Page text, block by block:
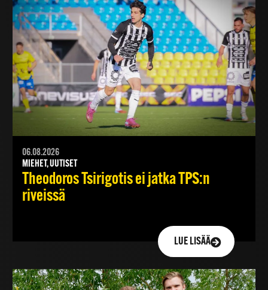
06.08.2026
MIEHET, UUTISET
Theodoros Tsirigotis ei jatka TPS:n
riveissä
LUE LISÄÄ